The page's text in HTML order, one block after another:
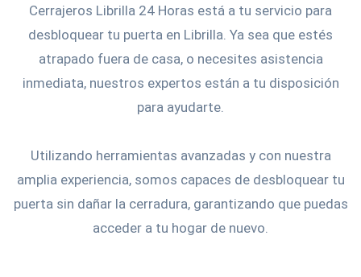
Cerrajeros Librilla 24 Horas está a tu servicio para
desbloquear tu puerta en Librilla. Ya sea que estés
atrapado fuera de casa, o necesites asistencia
inmediata, nuestros expertos están a tu disposición
para ayudarte.
Utilizando herramientas avanzadas y con nuestra
amplia experiencia, somos capaces de desbloquear tu
puerta sin dañar la cerradura, garantizando que puedas
acceder a tu hogar de nuevo.